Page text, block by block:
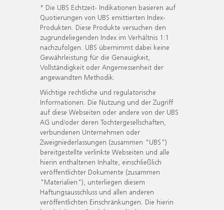
* Die UBS Echtzeit- Indikationen basieren auf
Quotierungen von UBS emittierten Index-
Produkten. Diese Produkte versuchen den
zugrundeliegenden Index im Verhältnis 1:1
nachzufolgen. UBS übernimmt dabei keine
Gewährleistung für die Genauigkeit,
Vollständigkeit oder Angemessenheit der
angewandten Methodik.
Wichtige rechtliche und regulatorische
Informationen. Die Nutzung und der Zugriff
auf diese Webseiten oder andere von der UBS
AG und/oder deren Tochtergesellschaften,
verbundenen Unternehmen oder
Zweigniederlassungen (zusammen "UBS")
bereitgestellte verlinkte Webseiten und alle
hierin enthaltenen Inhalte, einschließlich
veröffentlichter Dokumente (zusammen
"Materialien"), unterliegen diesem
Haftungsausschluss und allen anderen
veröffentlichten Einschränkungen. Die hierin